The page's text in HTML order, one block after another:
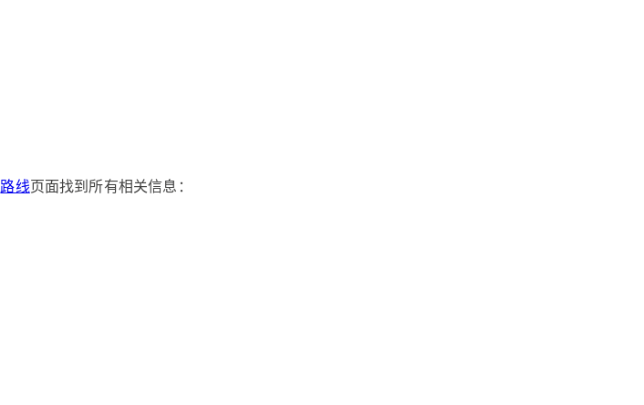
路线页面找到所有相关信息：